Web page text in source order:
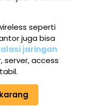
seperti
juga bisa
jaringan
server, access